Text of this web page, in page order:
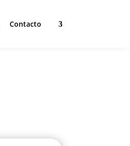
Contacto
Contacto